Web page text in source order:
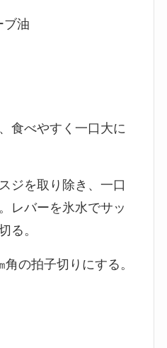
ブ油
食べやすく一口大に
ジを取り除き、一口
レバーを氷水でサッ
る。
の拍子切りにする。